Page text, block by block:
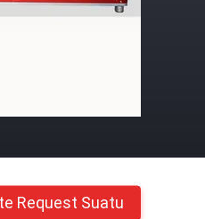
Request Suatu